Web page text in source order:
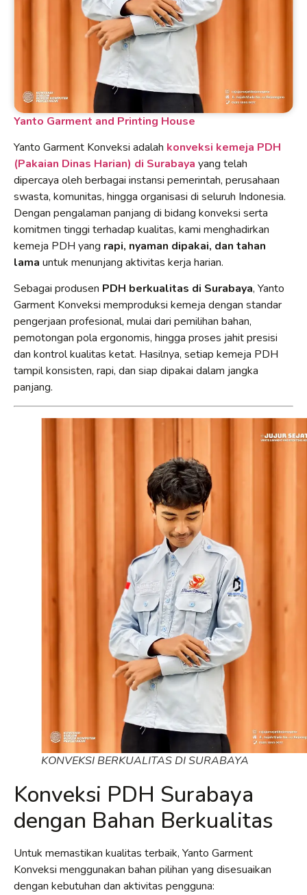
Yanto Garment and Printing House
Yanto Garment Konveksi adalah konveksi kemeja PDH
(Pakaian Dinas Harian) di Surabaya yang telah
dipercaya oleh berbagai instansi pemerintah, perusahaan
swasta, komunitas, hingga organisasi di seluruh Indonesia.
Dengan pengalaman panjang di bidang konveksi serta
komitmen tinggi terhadap kualitas, kami menghadirkan
kemeja PDH yang rapi, nyaman dipakai, dan tahan
lama untuk menunjang aktivitas kerja harian.
Sebagai produsen PDH berkualitas di Surabaya, Yanto
Garment Konveksi memproduksi kemeja dengan standar
pengerjaan profesional, mulai dari pemilihan bahan,
pemotongan pola ergonomis, hingga proses jahit presisi
dan kontrol kualitas ketat. Hasilnya, setiap kemeja PDH
tampil konsisten, rapi, dan siap dipakai dalam jangka
panjang.
KONVEKSI BERKUALITAS DI SURABAYA
Konveksi PDH Surabaya
dengan Bahan Berkualitas
Untuk memastikan kualitas terbaik, Yanto Garment
Konveksi menggunakan bahan pilihan yang disesuaikan
dengan kebutuhan dan aktivitas pengguna: